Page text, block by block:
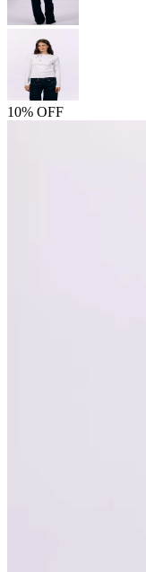
10% OFF